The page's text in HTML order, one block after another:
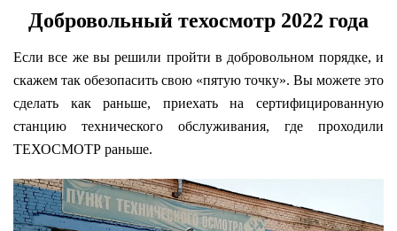
Добровольный техосмотр 2022 года
Если все же вы решили пройти в добровольном порядке, и
скажем так обезопасить свою «пятую точку». Вы можете это
сделать как раньше, приехать на сертифицированную
станцию технического обслуживания, где проходили
ТЕХОСМОТР раньше.